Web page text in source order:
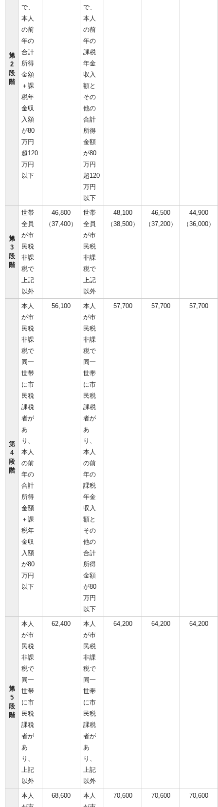
第
2
段
階
で、
本人
の前
年の
合計
所得
金額
＋課
税年
金収
入額
が80
万円
超120
万円
以下
で、
本人
の前
年の
課税
年金
収入
額と
その
他の
合計
所得
金額
が80
万円
超120
万円
以下
第
3
段
階
世帯
全員
が市
民税
非課
税で
上記
以外
46,800
（37,400）
世帯
全員
が市
民税
非課
税で
上記
以外
48,100
（38,500）
46,500
（37,200）
44,900
（36,000）
第
4
段
階
本人
が市
民税
非課
税で
同一
世帯
に市
民税
課税
者が
あ
り、
本人
の前
年の
合計
所得
金額
＋課
税年
金収
入額
が80
万円
以下
56,100
本人
が市
民税
非課
税で
同一
世帯
に市
民税
課税
者が
あ
り、
本人
の前
年の
課税
年金
収入
額と
その
他の
合計
所得
金額
が80
万円
以下
57,700 57,700 57,700
第
5
段
階
本人
が市
民税
非課
税で
同一
世帯
に市
民税
課税
者が
あ
り、
上記
以外
62,400
本人
が市
民税
非課
税で
同一
世帯
に市
民税
課税
者が
あ
り、
上記
以外
64,200 64,200 64,200
本人
68,600
本人
70,600 70,600 70,600